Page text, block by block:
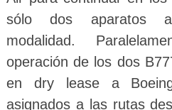
sólo dos aparatos
modalidad.
operación de los dos
en dry lease a
asignados a las rutas